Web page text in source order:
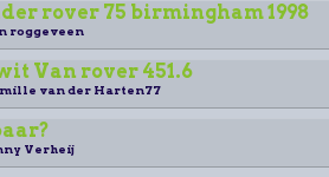
rover 75 birmingham 1998
roggeveen
Van rover 451.6
van der Harten77
Verheij